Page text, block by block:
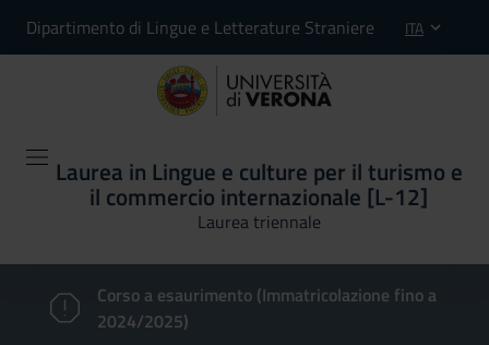
Dipartimento di Lingue e Letterature Straniere ITA
Laurea in Lingue e culture per il turismo e
il commercio internazionale [L-12]
Laurea triennale
Corso a esaurimento (Immatricolazione fino a
2024/2025)